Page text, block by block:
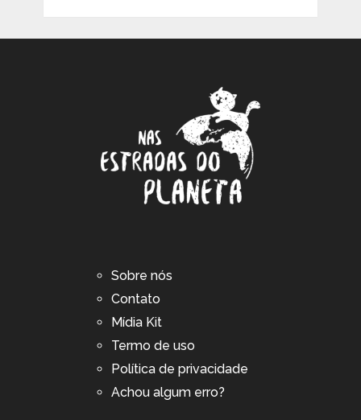
Sobre nós
Contato
Mídia Kit
Termo de uso
Política de privacidade
Achou algum erro?